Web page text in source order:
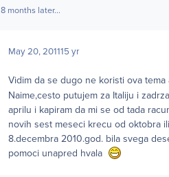
8 months later...
May 20, 201115 yr
Vidim da se dugo ne koristi ova
Naime,cesto putujem za Italiju i
aprilu i kapiram da mi se od tada
novih sest meseci krecu od oktobra
8.decembra 2010.god. bila svega
pomoci unapred hvala